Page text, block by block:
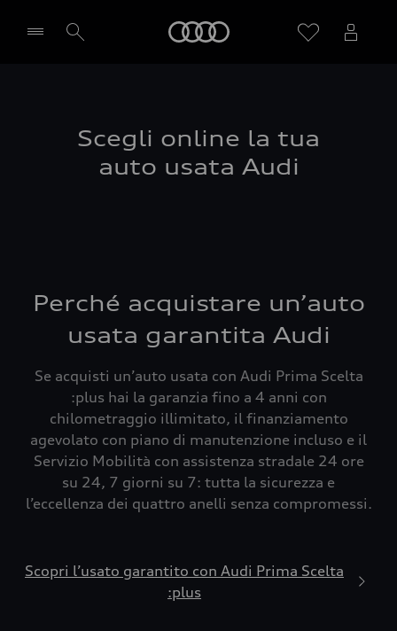
Scegli online la tua
auto usata Audi
Perché acquistare un’auto
usata garantita Audi
Se acquisti un’auto usata con Audi Prima Scelta
:plus hai la garanzia fino a 4 anni con
chilometraggio illimitato, il finanziamento
agevolato con piano di manutenzione incluso e il
Servizio Mobilità con assistenza stradale 24 ore
su 24, 7 giorni su 7: tutta la sicurezza e
l’eccellenza dei quattro anelli senza compromessi.
Scopri l’usato garantito con Audi Prima Scelta
:plus